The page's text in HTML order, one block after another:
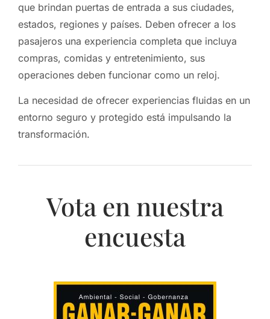
que brindan puertas de entrada a sus ciudades,
estados, regiones y países. Deben ofrecer a los
pasajeros una experiencia completa que incluya
compras, comidas y entretenimiento, sus
operaciones deben funcionar como un reloj.
La necesidad de ofrecer experiencias fluidas en un
entorno seguro y protegido está impulsando la
transformación.
Vota en nuestra
encuesta